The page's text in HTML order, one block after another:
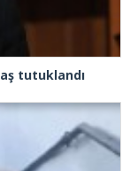
tutuklandı